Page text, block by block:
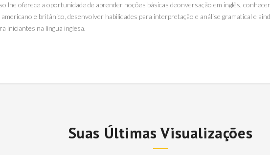
lhe oferece a oportunidade de aprender noções básicas deonversação em inglês,
e britânico, desenvolver habilidades para interpretação e análise gramatical e
iniciantes na língua inglesa.
Suas Últimas Visualizações